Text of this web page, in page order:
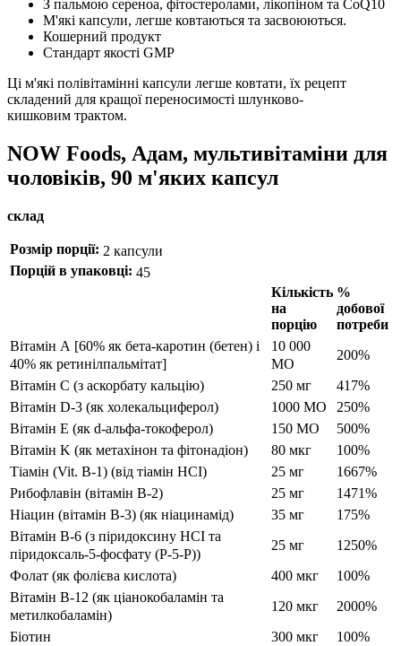
З пальмою сереноа, фітостеролами, лікопіном та CoQ10
М'які капсули, легше ковтаються та засвоюються.
Кошерний продукт
Стандарт якості GMP
Ці м'які полівітамінні капсули легше ковтати, їх рецепт
складений для кращої переносимості шлунково-
кишковим трактом.
NOW Foods, Адам, мультивітаміни для
чоловіків, 90 м'яких капсул
склад
Розмір порції: 2 капсули
Порцій в упаковці: 45
Кількість
на
порцію
%
добової
потреби
Вітамін А [60% як бета-каротин (бетен) і
40% як ретинілпальмітат]
10 000
МО
200%
Вітамін С (з аскорбату кальцію)
250 мг
417%
Вітамін D-3 (як холекальциферол)
1000 МО
250%
Вітамін Е (як d-альфа-токоферол)
150 МО
500%
Вітамін K (як метахінон та фітонадіон)
80 мкг
100%
Тіамін (Vit. B-1) (від тіамін HCI)
25 мг
1667%
Рибофлавін (вітамін B-2)
25 мг
1471%
Ніацин (вітамін B-3) (як ніацинамід)
35 мг
175%
Вітамін B-6 (з піридоксину HCI та
піридоксаль-5-фосфату (P-5-P))
25 мг
1250%
Фолат (як фолієва кислота)
400 мкг
100%
Вітамін В-12 (як ціанокобаламін та
метилкобаламін)
120 мкг
2000%
Біотин
300 мкг
100%